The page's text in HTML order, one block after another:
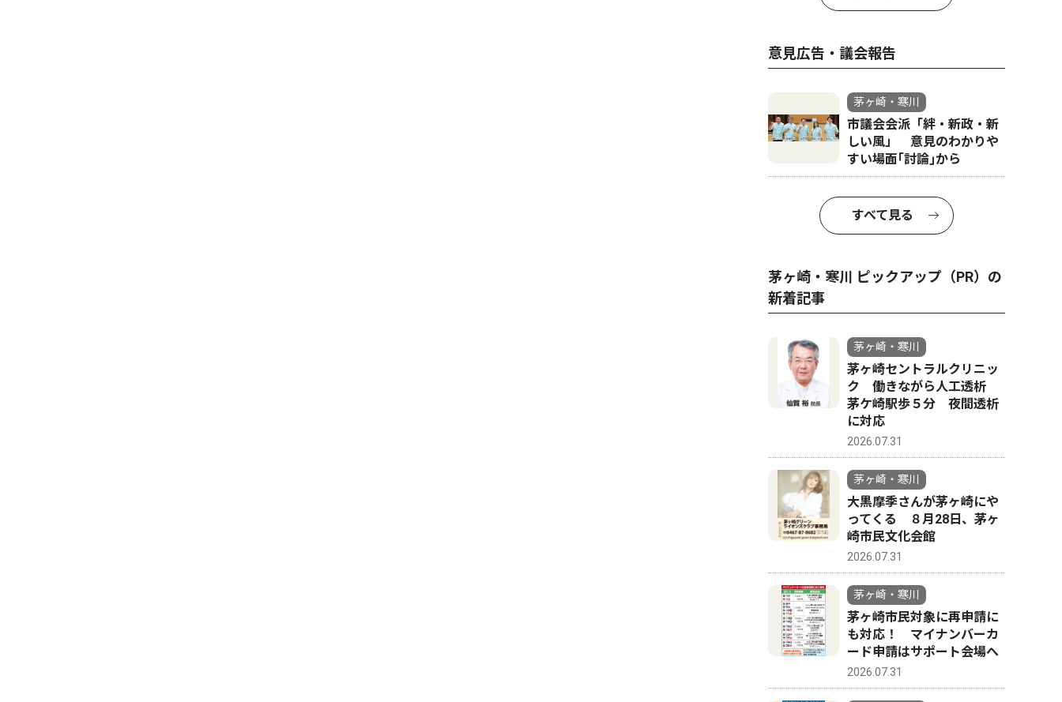
意見広告・議会報告
茅ヶ崎・寒川
市議会会派「絆・新政・新
しい風」 意見のわかりや
すい場面｢討論｣から
すべて見る
茅ヶ崎・寒川 ピックアップ（PR）の
新着記事
茅ヶ崎・寒川
茅ヶ崎セントラルクリニッ
ク 働きながら人工透析
茅ケ崎駅歩５分 夜間透析
に対応
2026.07.31
茅ヶ崎・寒川
大黒摩季さんが茅ヶ崎にや
ってくる ８月28日、茅ヶ
崎市民文化会館
2026.07.31
茅ヶ崎・寒川
茅ヶ崎市民対象に再申請に
も対応！ マイナンバーカ
ード申請はサポート会場へ
2026.07.31